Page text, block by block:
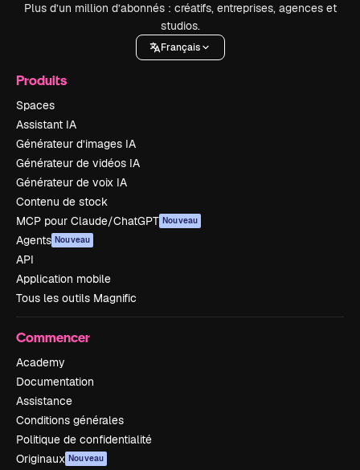
Plus d’un million d’abonnés : créatifs, entreprises, agences et
studios.
Français
Produits
Spaces
Assistant IA
Générateur d’images IA
Générateur de vidéos IA
Générateur de voix IA
Contenu de stock
MCP pour Claude/ChatGPT Nouveau
Agents Nouveau
API
Application mobile
Tous les outils Magnific
Commencer
Academy
Documentation
Assistance
Conditions générales
Politique de confidentialité
Originaux Nouveau